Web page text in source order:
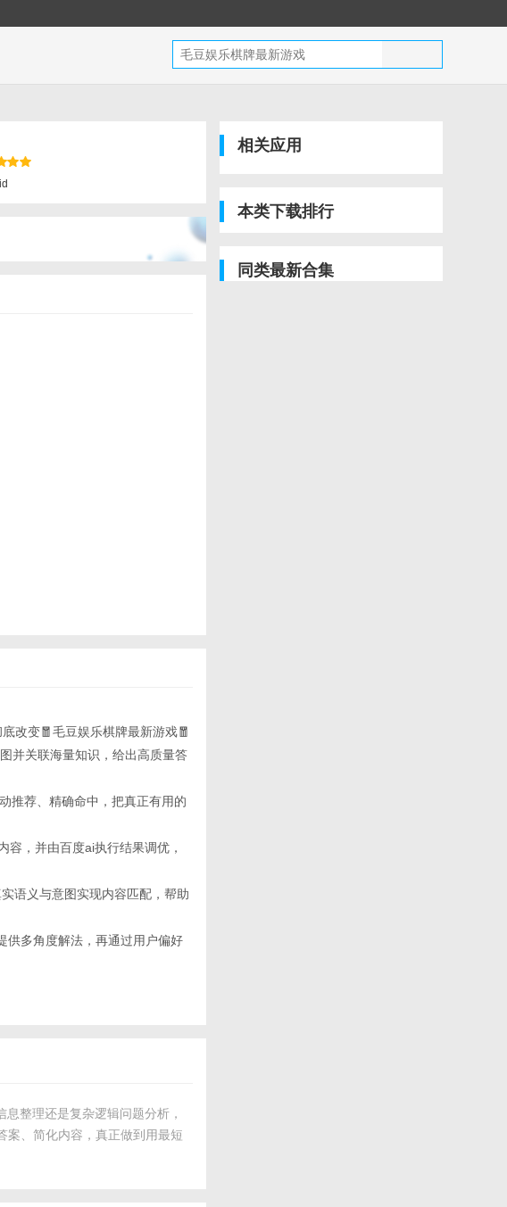
改变🧧毛豆娱乐棋牌最新游戏🧧
并关联海量知识，给出高质量答
推荐、精确命中，把真正有用的
，并由百度ai执行结果调优，
语义与意图实现内容匹配，帮助
供多角度解法，再通过用户偏好
整理还是复杂逻辑问题分析，
案、简化内容，真正做到用最短
相关应用
本类下载排行
同类最新合集